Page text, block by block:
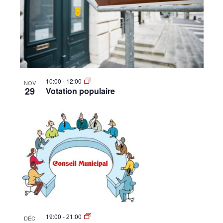
NOV
29
10:00 - 12:00
Votation populaire
DÉC 19:00 -21:00